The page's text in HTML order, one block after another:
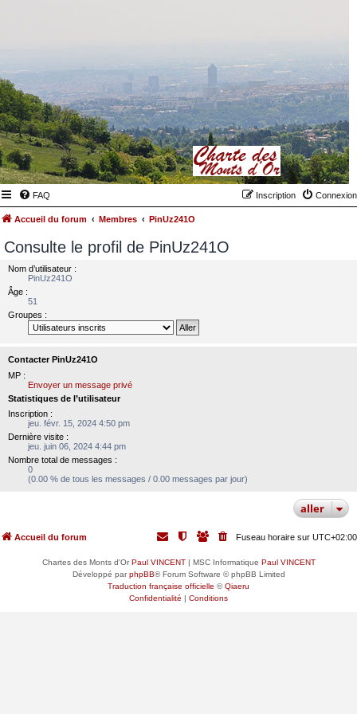
FAQ Connexion
Inscription
Accueil du forum Membres PinUz241O
Consulte le profil de PinUz241O
Nom d’utilisateur :
PinUz241O
Âge :
51
Groupes :
Contacter PinUz241O
MP :
Envoyer un message privé
Statistiques de l’utilisateur
Inscription :
jeu. févr. 15, 2024 4:50 pm
Dernière visite :
jeu. juin 06, 2024 4:44 pm
Nombre total de messages :
0
(0.00 % de tous les messages / 0.00 messages par jour)
aller
Accueil du forum Fuseau horaire sur UTC+02:00
Chartes des Monts d'OrPaul VINCENT| MSC Informatique Paul VINCENT
Développé parphpBB® Forum Software © phpBB Limited
Traduction française officielle ©Qiaeru
Confidentialité | Conditions